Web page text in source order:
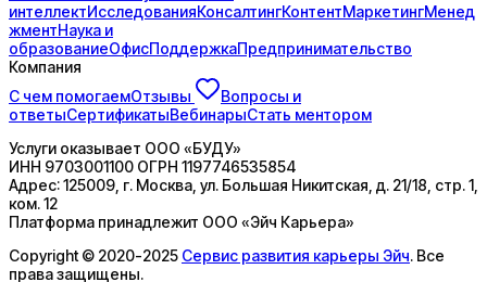
интеллектИсследованияКонсалтингКонтентМаркетингМенед
жментНаука и
образованиеОфисПоддержкаПредпринимательство
Компания
С чем помогаемОтзывы
Вопросы и
ответыСертификатыВебинарыСтать ментором
Услуги оказывает ООО «БУДУ»
ИНН 9703001100 ОГРН 1197746535854
Адрес:125009, г. Москва, ул. Большая Никитская, д. 21/18, стр. 1,
ком. 12
Платформа принадлежит ООО «Эйч Карьера»
Copyright © 2020-2025 Сервис развития карьеры Эйч. Все
права защищены.